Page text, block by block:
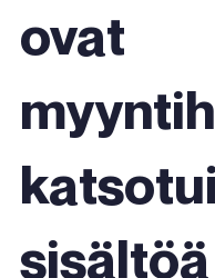
ovat
sisältöä